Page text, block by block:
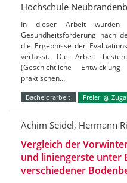
Hochschule
In dieser Arbeit wurden
Gesundheitsförderung nach
die Ergebnisse der
verfasst. Die Arbeit
(Geschichtliche
praktischen…
Bachelorarbeit Freier
Achim Seidel, Hermann
Vergleich der
und liniengerste unter
verschiedener